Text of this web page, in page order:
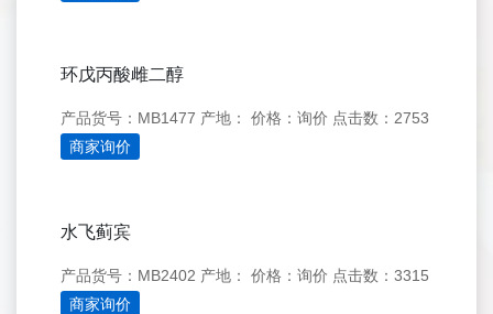
环戊丙酸雌二醇
产品货号：MB1477 产地： 价格：询价 点击数：2753
商家询价
水飞蓟宾
产品货号：MB2402 产地： 价格：询价 点击数：3315
商家询价